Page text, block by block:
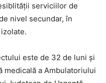
serviciilor de
nivel secundar, în
este de 32 de luni și
medicală a Ambulatoriului